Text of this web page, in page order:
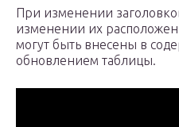
При изменении
изменении их
могут быть внесены в
обновлением таблицы.